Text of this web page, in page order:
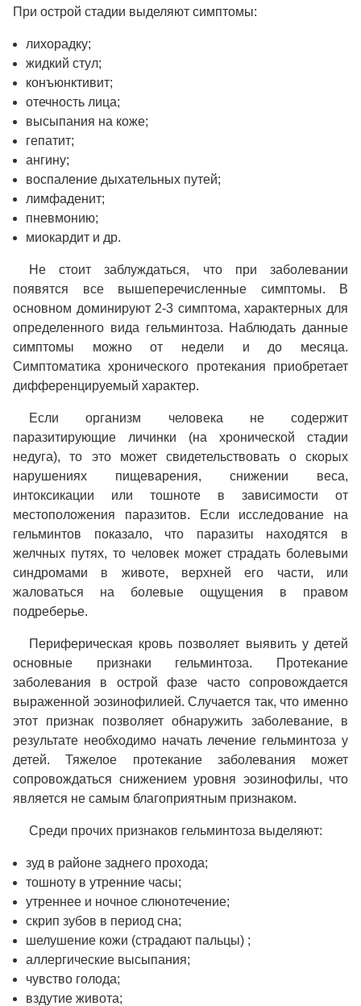
При острой стадии выделяют симптомы:
лихорадку;
жидкий стул;
конъюнктивит;
отечность лица;
высыпания на коже;
гепатит;
ангину;
воспаление дыхательных путей;
лимфаденит;
пневмонию;
миокардит и др.
Не стоит заблуждаться, что при заболевании
появятся все вышеперечисленные симптомы. В
основном доминируют 2-3 симптома, характерных для
определенного вида гельминтоза. Наблюдать данные
симптомы можно от недели и до месяца.
Симптоматика хронического протекания приобретает
дифференцируемый характер.
Если организм человека не содержит
паразитирующие личинки (на хронической стадии
недуга), то это может свидетельствовать о скорых
нарушениях пищеварения, снижении веса,
интоксикации или тошноте в зависимости от
местоположения паразитов. Если исследование на
гельминтов показало, что паразиты находятся в
желчных путях, то человек может страдать болевыми
синдромами в животе, верхней его части, или
жаловаться на болевые ощущения в правом
подреберье.
Периферическая кровь позволяет выявить у детей
основные признаки гельминтоза. Протекание
заболевания в острой фазе часто сопровождается
выраженной эозинофилией. Случается так, что именно
этот признак позволяет обнаружить заболевание, в
результате необходимо начать лечение гельминтоза у
детей. Тяжелое протекание заболевания может
сопровождаться снижением уровня эозинофилы, что
является не самым благоприятным признаком.
Среди прочих признаков гельминтоза выделяют:
зуд в районе заднего прохода;
тошноту в утренние часы;
утреннее и ночное слюнотечение;
скрип зубов в период сна;
шелушение кожи (страдают пальцы) ;
аллергические высыпания;
чувство голода;
вздутие живота;